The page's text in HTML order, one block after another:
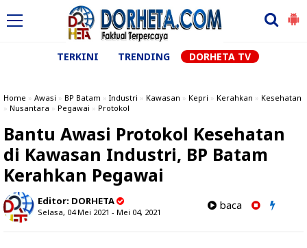
TERKINI TRENDING DORHETA TV
Home » Awasi » BP Batam » Industri » Kawasan » Kepri » Kerahkan » Kesehatan
» Nusantara » Pegawai » Protokol
Bantu Awasi Protokol Kesehatan
di Kawasan Industri, BP Batam
Kerahkan Pegawai
Editor: DORHETA
Selasa, 04 Mei 2021 - Mei 04, 2021
baca